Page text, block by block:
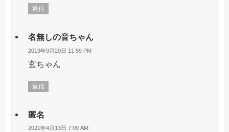
返信
名無しの音ちゃん
2019年9月20日 11:59 PM
玄ちゃん
返信
匿名
2021年4月13日 7:09 AM